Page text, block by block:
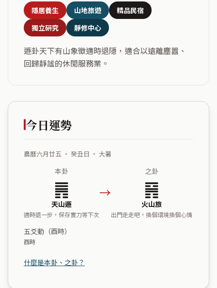
隱居養生 山地旅遊
精品民宿
獨立研究
靜修中心
遯卦天下有山象徵適時退隱，適合以遠離塵囂、
回歸靜謐的休閒服務業。
今日運勢
農曆六月廿五 ・ 癸丑日 ・ 大暑
本卦
䷠
天山遯
適時退一步，保存實力等下次
→
之卦
䷷
火山旅
出門走走吧，換個環境換個心情
五爻動（酉時）
酉時
什麼是本卦、之卦？